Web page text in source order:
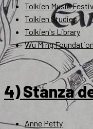
Tolkien Music
Tolkien Studies
Tolkien's Library
Wu Ming Foundation
4) Stanza
Anne Petty